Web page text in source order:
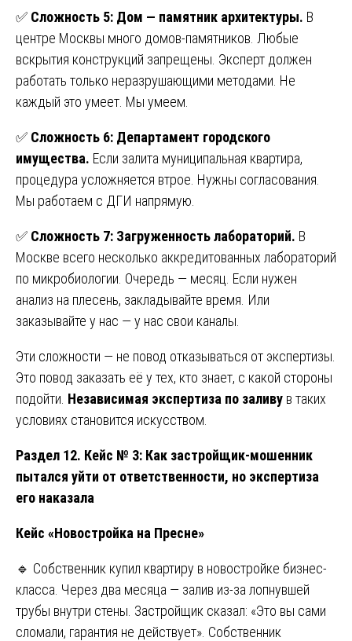
✅ Сложность 5: Дом — памятник архитектуры. В
центре Москвы много домов-памятников. Любые
вскрытия конструкций запрещены. Эксперт должен
работать только неразрушающими методами. Не
каждый это умеет. Мы умеем.
✅ Сложность 6: Департамент городского
имущества. Если залита муниципальная квартира,
процедура усложняется втрое. Нужны согласования.
Мы работаем с ДГИ напрямую.
✅ Сложность 7: Загруженность лабораторий. В
Москве всего несколько аккредитованных лабораторий
по микробиологии. Очередь — месяц. Если нужен
анализ на плесень, закладывайте время. Или
заказывайте у нас — у нас свои каналы.
Эти сложности — не повод отказываться от экспертизы.
Это повод заказать её у тех, кто знает, с какой стороны
подойти. Независимая экспертиза по заливу в таких
условиях становится искусством.
Раздел 12. Кейс № 3: Как застройщик-мошенник
пытался уйти от ответственности, но экспертиза
его наказала
Кейс «Новостройка на Пресне»
🔹 Собственник купил квартиру в новостройке бизнес-
класса. Через два месяца — залив из-за лопнувшей
трубы внутри стены. Застройщик сказал: «Это вы сами
сломали, гарантия не действует». Собственник